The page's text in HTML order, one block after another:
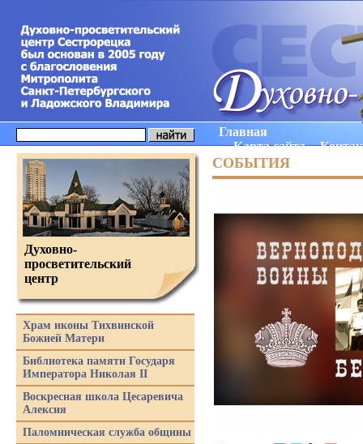
Главная
Карта сайта
СОБЫТИЯ
Духовно-
просветительский
центр
Храм иконы Тихвинской
Божией Матери
Библиотека памяти Государя
Императора Николая II
Воскресная школа Цесаревича
Алексия
Паломническая служба общины